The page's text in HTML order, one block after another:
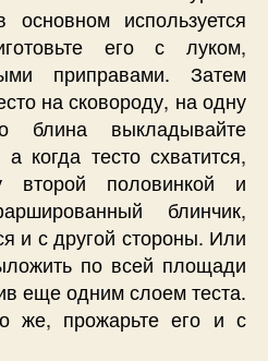
используется
его с луком,
приправами. Затем
на сковороду, на одну
блина выкладывайте
когда тесто схватится,
второй половинкой и
блинчик,
и с другой стороны. Или
по всей площади
еще одним слоем теста.
же, прожарьте его и с